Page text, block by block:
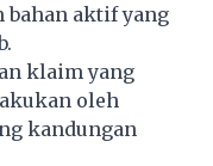
aktif yang
klaim yang
oleh
kandungan